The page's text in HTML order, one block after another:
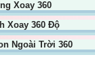
Xoay 360
Xoay 360 Độ
Ngoài Trời 360